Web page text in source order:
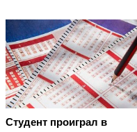
Студент проиграл в